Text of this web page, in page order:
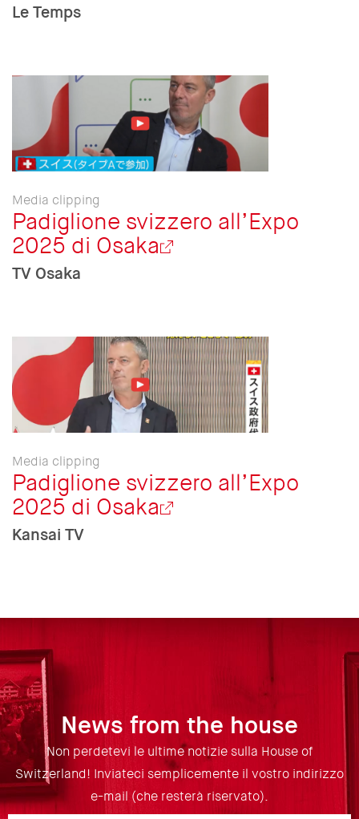
Le Temps
Media clipping
Padiglione svizzero all’Expo
2025 di Osaka
TV Osaka
Media clipping
Padiglione svizzero all’Expo
2025 di Osaka
Kansai TV
News from the house
Non perdetevi le ultime notizie sulla House of
Switzerland! Inviateci semplicemente il vostro indirizzo
e-mail (che resterà riservato).